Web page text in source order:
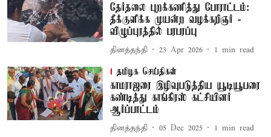
தேர்தலை புறக்கணித்து போராட்டம்:
தீக்குளிக்க முயன்ற வழக்கறிஞர் -
விழுப்புரத்தில் பரபரப்பு
தினத்தந்தி 23 Apr 2026 1 min read
தமிழக செய்திகள்
காமராஜரை இழிவுபடுத்திய யூடியூபரை
கண்டித்து காங்கிரஸ் கட்சியினர்
ஆர்ப்பாட்டம்
தினத்தந்தி 05 Dec 2025 1 min read